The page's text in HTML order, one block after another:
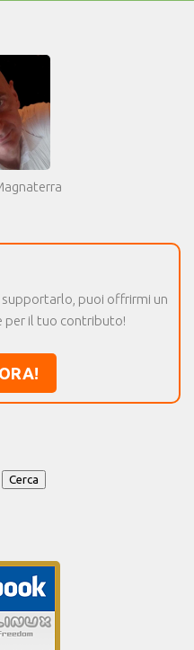
puoi offrirmi un
per il tuo contributo!
Cerca